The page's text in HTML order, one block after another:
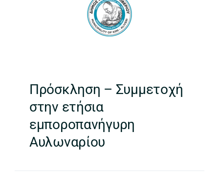
Πρόσκληση – Συμμετοχή
στην ετήσια
εμποροπανήγυρη
Αυλωναρίου